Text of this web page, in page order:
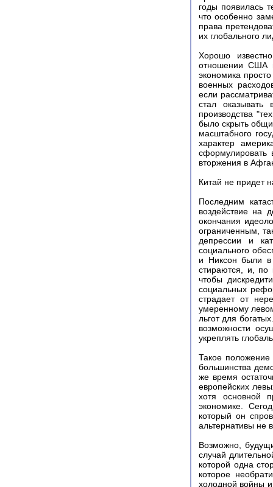
годы появилась
что особенно
права
их глобального
Хорошо
отношении США
экономика
военных
если
стал оказывать
производства
было скрыть
масштабного
характер
сформулировать
вторжения в
Китай не придет
Последним
воздействие на
окончания
ограниченным,
депрессии и
социального
и Никсон были
стираются, и, по
чтобы
социальных
страдает от
умеренному
льгот для
возможности
укреплять
Такое положение
большинства
же время
европейских
хотя основной
экономике.
который он
альтернативы не
Возможно,
случай
которой одна
которое
холодной войны